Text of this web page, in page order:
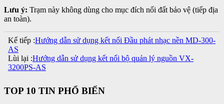
Lưu ý: Trạm này không dùng cho mục đích nối đất bảo vệ (tiếp địa
an toàn).
Kế tiếp :Hướng dẫn sử dụng kết nối Đầu phát nhạc nền MD-300-
AS
Lùi lại :Hướng dẫn sử dụng kết nối bộ quản lý nguồn VX-
3200PS-AS
TOP 10 TIN PHỔ BIẾN